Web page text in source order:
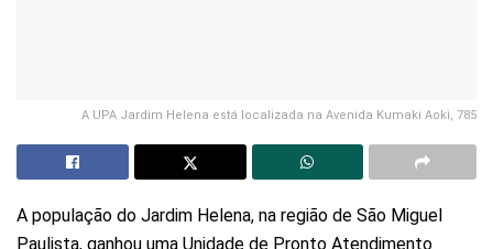
A UPA Jardim Helena está localizada na Avenida Kumaki Aoki, 785
A população do Jardim Helena, na região de São Miguel
Paulista, ganhou uma Unidade de Pronto Atendimento